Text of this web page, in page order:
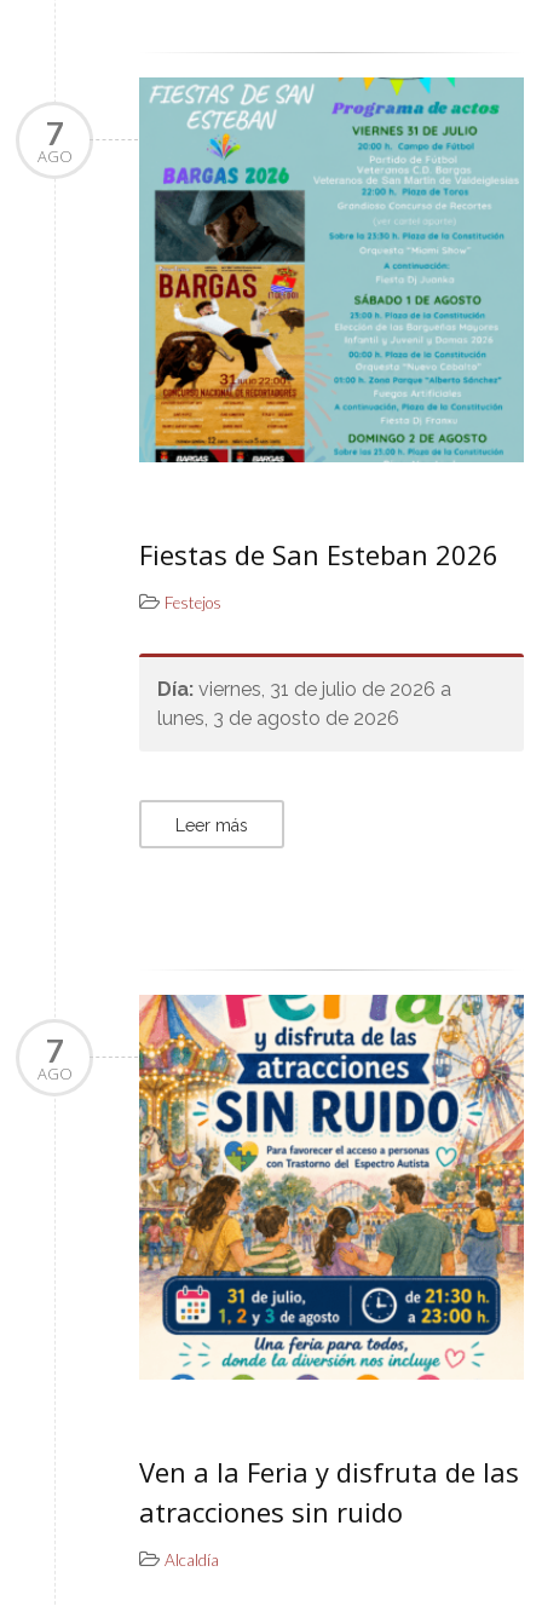
7
AGO
Fiestas de San Esteban 2026
Festejos
Día: viernes, 31 de julio de 2026 a
lunes, 3 de agosto de 2026
Leer más
7
AGO
Ven a la Feria y disfruta de las
atracciones sin ruido
Alcaldía